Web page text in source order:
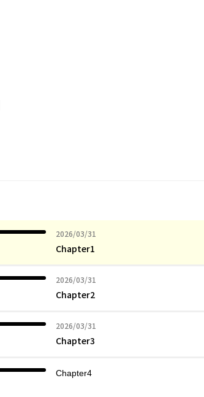
2026/03/31
2026年03月31日
Chapter1
2026/03/31
2026年03月31日
Chapter2
2026/03/31
2026年03月31日
Chapter3
Chapter4